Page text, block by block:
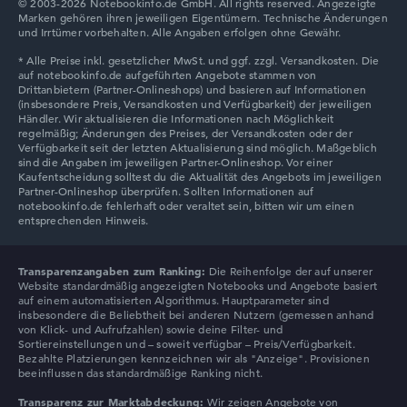
Auflösung
Entspiegeltes 15,6 Zoll Display mit solider Auflösung von
maximal 1920 x 1080
Wie wir testen und bewerten
Wir helfen dir, technische Daten von Notebooks leichter
basierend auf über 23 Jahren Erfahrung in der Notebook-
Kaufberatung.
Die Gesamtnotesetzt sich aus drei Teilbewertungen
zusammen:
Leistung & Speicher (60%):Prozessor 40%,
Grafikkarte 30%, RAM 15%, Speicher 15%
© 2003-2026 Notebookinfo.de GmbH. All rights reserved. Angezeigte
Marken gehören ihren jeweiligen Eigentümern. Technische Änderungen
und Irrtümer vorbehalten. Alle Angaben erfolgen ohne Gewähr.
Transparenzangaben zum Ranking: Die Reihenfolge der auf unserer
Website standardmäßig angezeigten Notebooks und Angebote basiert
auf einem automatisierten Algorithmus. Hauptparameter sind
insbesondere die Beliebtheit bei anderen Nutzern (gemessen anhand
von Klick- und Aufrufzahlen) sowie deine Filter- und
Sortiereinstellungen und – soweit verfügbar – Preis/Verfügbarkeit.
Bezahlte Platzierungen kennzeichnen wir als "Anzeige". Provisionen
beeinflussen das standardmäßige Ranking nicht.
Transparenz zur Marktabdeckung: Wir zeigen Angebote von